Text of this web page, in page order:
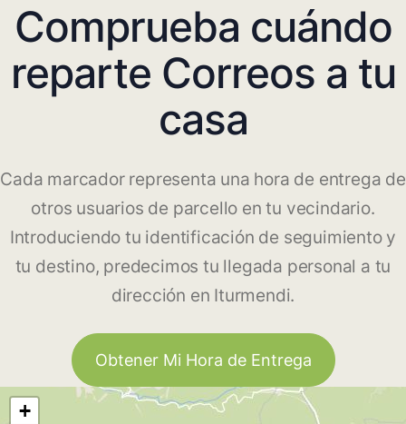
Comprueba cuándo
reparte Correos a tu
casa
Cada marcador representa una hora de entrega de
otros usuarios de parcello en tu vecindario.
Introduciendo tu identificación de seguimiento y
tu destino, predecimos tu llegada personal a tu
dirección en Iturmendi.
Obtener Mi Hora de Entrega
+